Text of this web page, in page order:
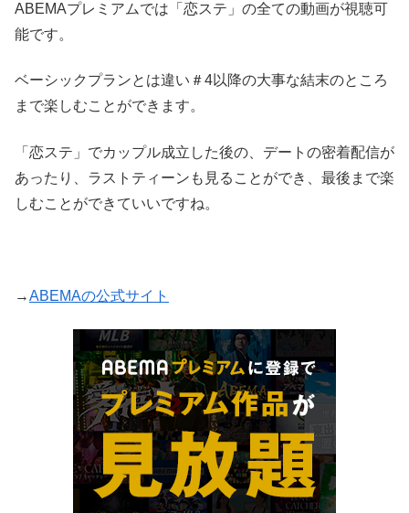
ABEMAプレミアムでは「恋ステ」の全ての動画が視聴可
能です。
ベーシックプランとは違い＃4以降の大事な結末のところ
まで楽しむことができます。
「恋ステ」でカップル成立した後の、デートの密着配信が
あったり、ラストティーンも見ることができ、最後まで楽
しむことができていいですね。
→ABEMAの公式サイト